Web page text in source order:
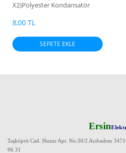
X2)Polyester Kondansatör
8,00 TL
SEPETE EKLE
Ersin
Taşköprü Cad. Huzur Apt. No:30/2 Acıbadem
96 31